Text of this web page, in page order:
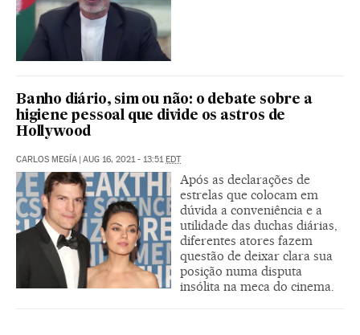
Banho diário, sim ou não: o debate sobre a
higiene pessoal que divide os astros de
Hollywood
CARLOS MEGÍA AUG 16, 2021 - 13:51 EDT
Após as declarações de
estrelas que colocam em
dúvida a conveniência e a
utilidade das duchas diárias,
diferentes atores fazem
questão de deixar clara sua
posição numa disputa
insólita na meca do cinema.